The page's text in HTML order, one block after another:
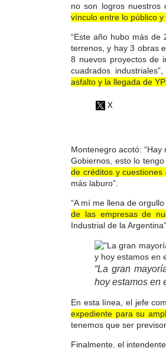
no son logros nuestros
vínculo entre lo público y
“Este año hubo más de
terrenos, y hay 3 obras
8 nuevos proyectos de
cuadrados
asfalto y la llegada de
Montenegro acotó:
Gobiernos, esto lo
de créditos y
más laburo”.
“A mí me llena de
de las empresas de
Industrial de la
“La gran
hoy estamos en
En esta línea, el jefe
expediente para su
tenemos que ser
Finalmente, el